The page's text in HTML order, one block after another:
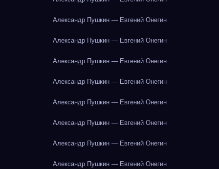
Александр Пушкин — Евгений Онегин
Александр Пушкин — Евгений Онегин
Александр Пушкин — Евгений Онегин
Александр Пушкин — Евгений Онегин
Александр Пушкин — Евгений Онегин
Александр Пушкин — Евгений Онегин
Александр Пушкин — Евгений Онегин
Александр Пушкин — Евгений Онегин